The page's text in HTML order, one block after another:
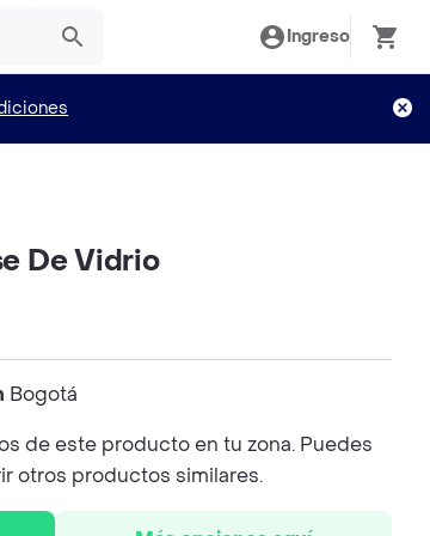
Ingreso
De Vidrio
Bogotá
de este producto en tu zona. Puedes
otros productos similares.